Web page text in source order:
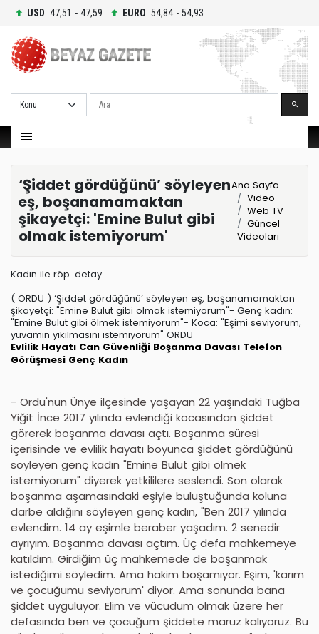
USD: 47,51 - 47,59 EURO: 54,84 - 54,93
Ara
‘Şiddet gördüğünü’ söyleyen
eş, boşanamamaktan
şikayetçi: 'Emine Bulut gibi
olmak istemiyorum'
Ana Sayfa
Video
Web TV
Güncel
Videoları
Kadın ile röp. detay
( ORDU ) ‘Şiddet gördüğünü’ söyleyen eş, boşanamamaktan
şikayetçi: "Emine Bulut gibi olmak istemiyorum"- Genç kadın:
"Emine Bulut gibi ölmek istemiyorum"- Koca: "Eşimi seviyorum,
yuvamın yıkılmasını istemiyorum" ORDU
Evlilik Hayatı Can Güvenliği Boşanma Davası Telefon
Görüşmesi Genç Kadın
- Ordu'nun Ünye ilçesinde yaşayan 22 yaşındaki Tuğba
Yiğit İnce 2017 yılında evlendiği kocasından şiddet
görerek boşanma davası açtı. Boşanma süresi
içerisinde ve evlilik hayatı boyunca şiddet gördüğünü
söyleyen genç kadın "Emine Bulut gibi ölmek
istemiyorum" diyerek yetkililere seslendi. Son olarak
boşanma aşamasındaki eşiyle buluştuğunda koluna
darbe aldığını söyleyen genç kadın, "Ben 2017 yılında
evlendim. 14 ay eşimle beraber yaşadım. 2 senedir
ayrıyım. Boşanma davası açtım. Üç defa mahkemeye
katıldım. Girdiğim üç mahkemede de boşanmak
istediğimi söyledim. Ama hakim boşamıyor. Eşim, 'karım
ve çocuğumu seviyorum' diyor. Ama sonunda bana
şiddet uyguluyor. Elim ve vücudum olmak üzere her
defasında ben ve çocuğum şiddete maruz kalıyoruz. Bu